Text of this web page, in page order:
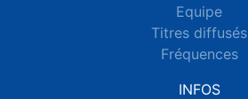
Equipe
Titres diffusés
Fréquences
INFOS